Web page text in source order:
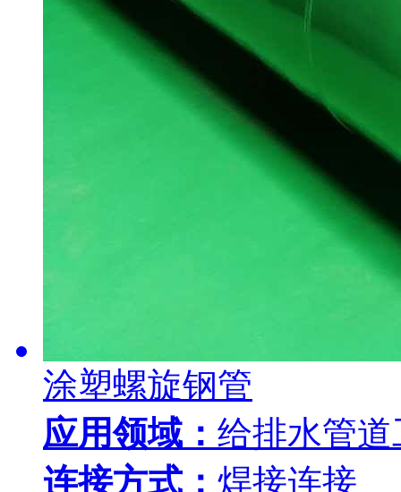
涂塑螺旋钢管
应用领域： 给排水管道
连接方式： 焊接连接